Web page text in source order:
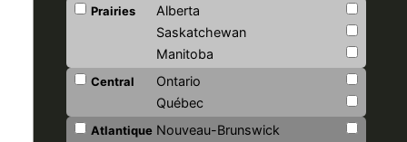
Prairies
Alberta
Saskatchewan
Manitoba
Central
Ontario
Québec
Atlantique Nouveau-Brunswick